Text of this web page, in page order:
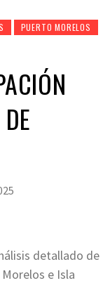
PUERTO MORELOS
detallado de
e Isla